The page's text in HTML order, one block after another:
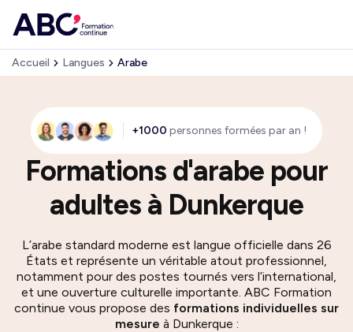
Accueil Langues Arabe
+1000 personnes formées par an !
Formations d'arabe pour
adultes à Dunkerque
L’arabe standard moderne est langue officielle dans 26
États et représente un véritable atout professionnel,
notamment pour des postes tournés vers l’international,
et une ouverture culturelle importante. ABC Formation
continue vous propose des formations individuelles sur
mesure à Dunkerque :